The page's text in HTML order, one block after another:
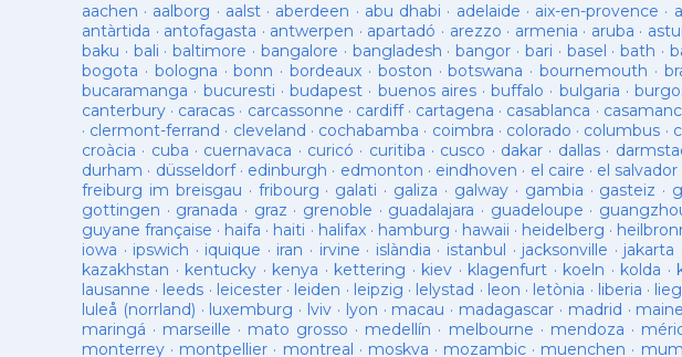
aachen · aalborg · aalst· aberdeen · abu dhabi · adelaide · aix-en-provence ·
antàrtida · antofagasta · antwerpen · apartadó · arezzo · armenia · aruba ·
baku · bali ·baltimore · bangalore · bangladesh ·bangor · bari · basel ·bath ·
bogota · bologna ·bonn ·bordeaux · boston ·botswana ·bournemouth ·
bucaramanga · bucuresti · budapest · buenos aires·buffalo · bulgaria ·
canterbury · caracas · carcassonne · cardiff· cartagena · casablanca ·
· clermont-ferrand · cleveland · cochabamba · coimbra · colorado · columbus ·
croàcia · cuba · cuernavaca · curicó · curitiba · cusco · dakar · dallas·
durham · düsseldorf· edinburgh · edmonton · eindhoven · el caire · el salvador
freiburg im breisgau · fribourg · galati · galiza · galway· gambia · gasteiz ·
gottingen · granada · graz · grenoble · guadalajara · guadeloupe ·
guyane française · haifa · haiti · halifax· hamburg · hawaii · heidelberg ·
iowa · ipswich · iquique · iran · irvine · islàndia · istanbul · jacksonville · jakarta
kazakhstan · kentucky · kenya · kettering · kiev · klagenfurt · koeln · kolda ·
lausanne · leeds · leicester· leiden · leipzig · lelystad · leon · letònia · liberia ·
luleå (norrland) · luxemburg · lviv · lyon · macau · madagascar · madrid · maine
maringá · marseille · mato grosso · medellín · melbourne · mendoza ·
monterrey · montpellier · montreal · moskva · mozambic · muenchen ·